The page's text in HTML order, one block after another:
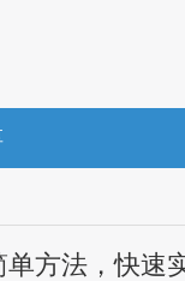
方法，快速